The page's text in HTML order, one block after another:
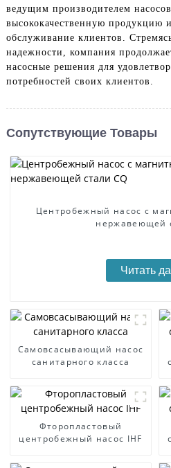
ведущим производителем
высококачественную продукцию
обслуживание клиентов.
надежности, компания
насосные решения для
потребностей своих клиентов.
Сопутствующие Товары
Центробежный насос с
нержавеющей
Читать
Самовсасывающий насос
санитарного класса
Фторопластовый
центробежный насос IHF